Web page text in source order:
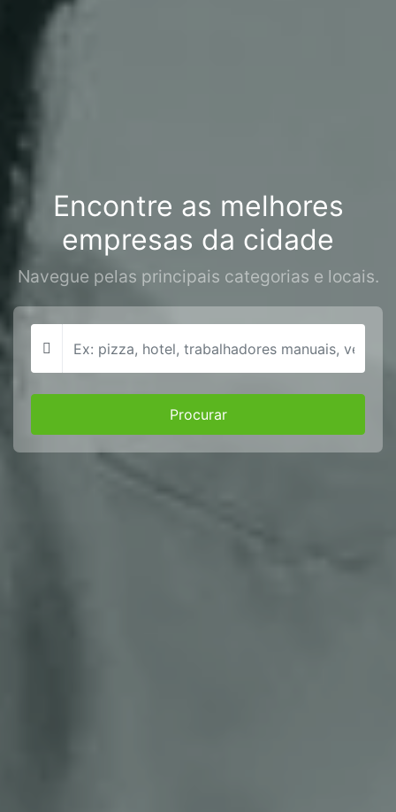
Encontre as melhores
empresas da cidade
Navegue pelas principais categorias e locais.